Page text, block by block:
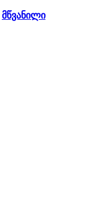
მწვანილი